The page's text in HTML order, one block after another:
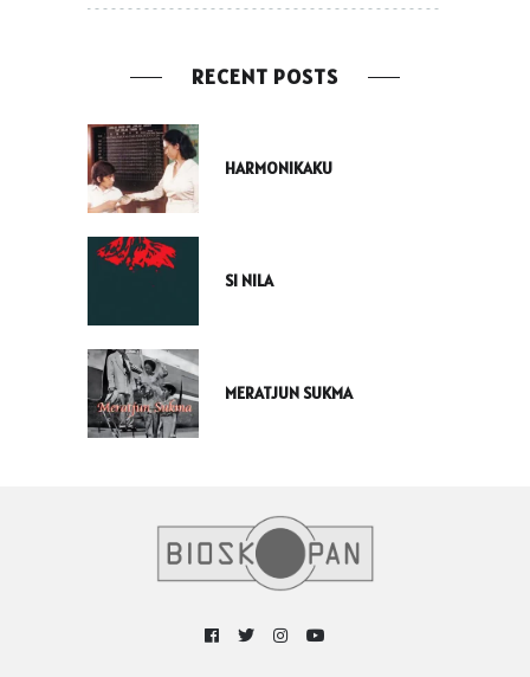
RECENT POSTS
HARMONIKAKU
SI NILA
MERATJUN SUKMA